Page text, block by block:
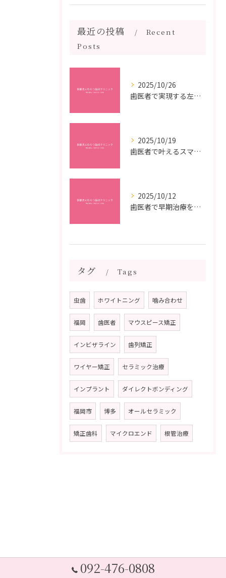
最近の投稿
Recent
Posts
2025/10/26
歯医者で実現する左右対称治療のポイントと矯正治療選びの疑問解決ガイド
2025/10/19
歯医者で叶えるスマイルメイクオーバーなら福岡県福岡市博多区博多駅前の最新矯正治療解説
2025/10/12
歯医者で早期治療を受けるメリットと虫歯悪化を防ぐ最短ステップ
タグ Tags
虫歯 ホワイトニング 噛み合わせ
福岡 歯医者 マウスピース矯正
インビザライン 歯列矯正
ワイヤー矯正 セラミック治療
インプラント ダイレクトボンディング
福岡市 博多 オールセラミック
矯正歯科 マイクロエンド 根管治療
092-476-0808